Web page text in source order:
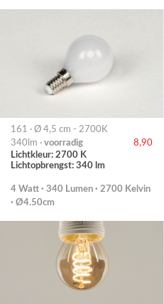
161 · Ø 4,5 cm - 2700K
340lm · voorradig
8,90
Lichtkleur: 2700 K
Lichtopbrengst: 340 lm
4 Watt · 340 Lumen · 2700 Kelvin
· Ø4.50cm